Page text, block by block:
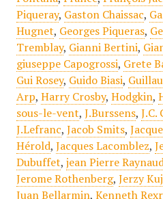
Piqueray, Gaston Chaissac,
Hugnet, Georges Piqueras,
Tremblay, Gianni Bertini,
giuseppe Capogrossi, Grete
Gui Rosey, Guido Biasi,
Arp, Harry Crosby, Hodgkin,
sous-le-vent, J.Burssens, J.C.
J.Lefranc, Jacob Smits,
Hérold, Jacques Lacomblez,
Dubuffet, jean Pierre
Jerome Rothenberg, Jerzy
Juan Bellarmin, Kenneth